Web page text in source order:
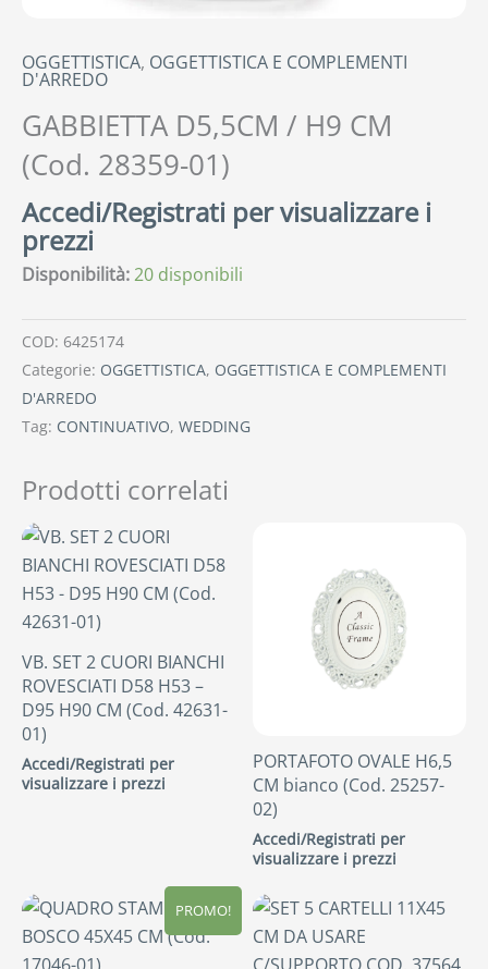
OGGETTISTICA, OGGETTISTICA E COMPLEMENTI
D'ARREDO
GABBIETTA D5,5CM / H9 CM
(Cod. 28359-01)
Accedi/Registrati per visualizzare i
prezzi
Disponibilità:20 disponibili
COD: 6425174
Categorie: OGGETTISTICA, OGGETTISTICA E COMPLEMENTI
D'ARREDO
Tag: CONTINUATIVO, WEDDING
Prodotti correlati
VB. SET 2 CUORI BIANCHI
ROVESCIATI D58 H53 –
D95 H90 CM (Cod. 42631-
01)
Accedi/Registrati per
visualizzare i prezzi
PORTAFOTO OVALE H6,5
CM bianco (Cod. 25257-
02)
Accedi/Registrati per
visualizzare i prezzi
PROMO!